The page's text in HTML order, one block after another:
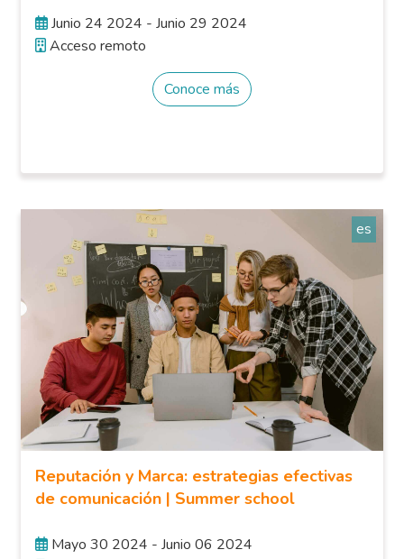
Junio 24 2024 - Junio 29 2024
Acceso remoto
Conoce más
es
Reputación y Marca: estrategias efectivas
de comunicación | Summer school
Mayo 30 2024 - Junio 06 2024